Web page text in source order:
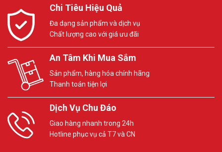
Chi Tiêu Hiệu Quả
Đa dạng sản phẩm và dịch vụ
Chất lượng cao với giá ưu đãi
An Tâm Khi Mua Sắm
Sản phẩm, hàng hóa chính hãng
Thanh toán tiện lợi
Dịch Vụ Chu Đáo
Giao hàng nhanh trong 24h
Hotline phục vụ cả T7 và CN